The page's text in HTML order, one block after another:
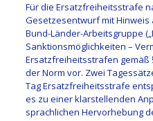
Für die Ersatzfreiheitsstrafe
Gesetzesentwurf mit
Bund-Länder-Arbeitsgruppe
Sanktionsmöglichkeiten –
Ersatzfreiheitsstrafen gemäß
der Norm vor. Zwei
Tag Ersatzfreiheitsstrafe
es zu einer klarstellenden
sprachlichen Hervorhebung